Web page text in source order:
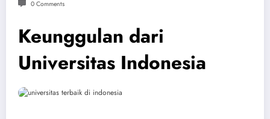
0 Comments
Keunggulan dari
Universitas Indonesia